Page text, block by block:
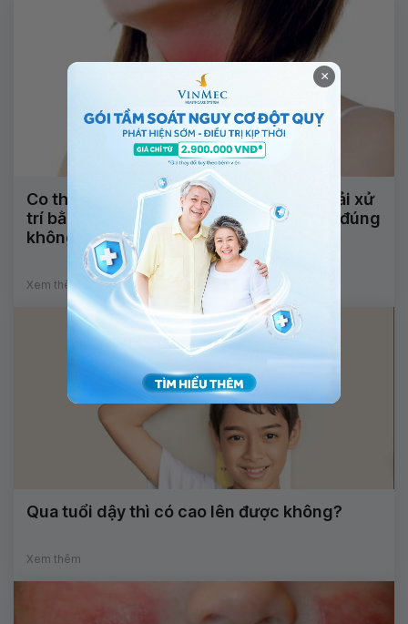
Co thắt thanh quản trong lúc gây mê phải xử
trí bằng tăng thông khí với oxy 100% có đúng
không?
Xem thêm
Qua tuổi dậy thì có cao lên được không?
Xem thêm
×